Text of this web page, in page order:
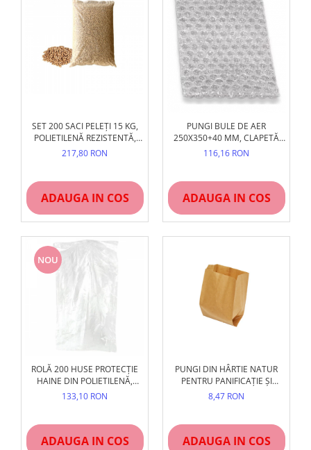
SET 200 SACI PELEȚI 15 KG,
POLIETILENĂ REZISTENTĂ,
460X700 MM, NEIMPRIMAȚI
217,80 RON
ADAUGA IN COS
PUNGI BULE DE AER
250X350+40 MM, CLAPETĂ
ADEZIVĂ, 80 BUC
116,16 RON
ADAUGA IN COS
NOU
ROLĂ 200 HUSE PROTECȚIE
HAINE DIN POLIETILENĂ,
PROFIL UMERAȘ,
TRANSPARENTE
133,10 RON
ADAUGA IN COS
PUNGI DIN HÂRTIE NATUR
PENTRU PANIFICAȚIE ȘI
PATISERIE, NEIMPRIMATE
(DIVERSE MĂRIMI)
8,47 RON
ADAUGA IN COS